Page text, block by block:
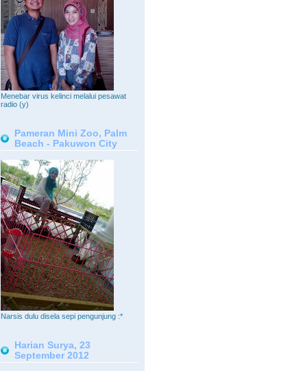
Menebar virus kelinci melalui pesawat
radio (y)
Pameran Mini Zoo, Palm
Beach - Pakuwon City
Narsis dulu disela sepi pengunjung :*
Harian Surya, 23
September 2012